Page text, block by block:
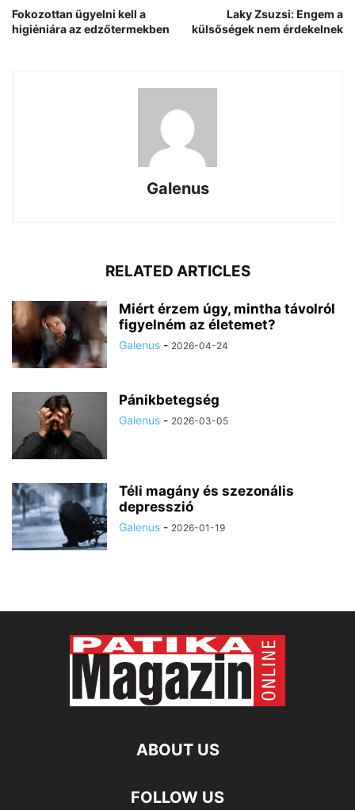
Fokozottan ügyelni kell a
higiéniára az edzőtermekben
Laky Zsuzsi: Engem a
külsőségek nem érdekelnek
Galenus
RELATED ARTICLES
Miért érzem úgy, mintha távolról
figyelném az életemet?
Galenus - 2026-04-24
Pánikbetegség
Galenus - 2026-03-05
Téli magány és szezonális
depresszió
Galenus - 2026-01-19
ABOUT US
FOLLOW US